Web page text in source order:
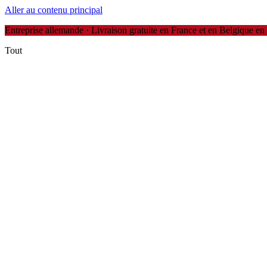
Aller au contenu principal
Entreprise allemande · Livraison gratuite en France et en Belgique
Tout